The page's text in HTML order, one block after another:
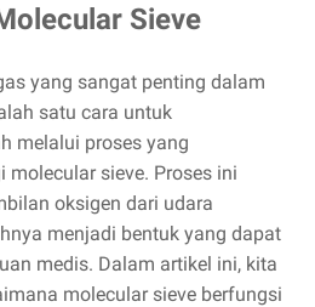
Sieve
yang sangat penting dalam
satu cara untuk
melalui proses yang
molecular sieve. Proses ini
oksigen dari udara
menjadi bentuk yang dapat
medis. Dalam artikel ini, kita
molecular sieve berfungsi